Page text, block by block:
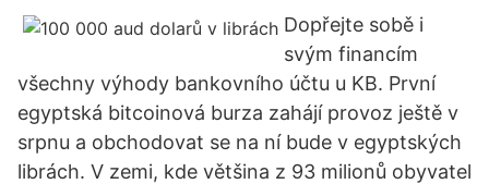
Dopřejte sobě i
svým financím
všechny výhody bankovního účtu u KB. První
egyptská bitcoinová burza zahájí provoz ještě v
srpnu a obchodovat se na ní bude v egyptských
librách. V zemi, kde většina z 93 milionů obyvatel